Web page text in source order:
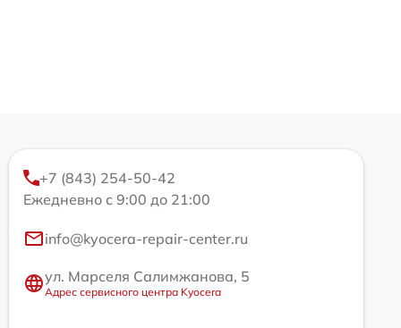
+7 (843) 254-50-42
Ежедневно с 9:00 до 21:00
info@kyocera-repair-center.ru
ул. Марселя Салимжанова, 5
Адрес сервисного центра Kyocera